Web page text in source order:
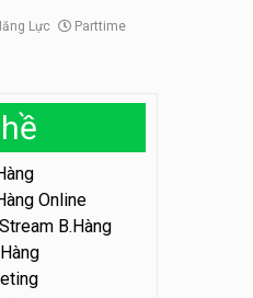
nhân viên tư vấn bán
nhân viên bán hàng,
parttime – Kibo Kid
KIDS
nhân viên edit ảnh,
parttime
ty
Lực Parttime
Online
B.Hàng